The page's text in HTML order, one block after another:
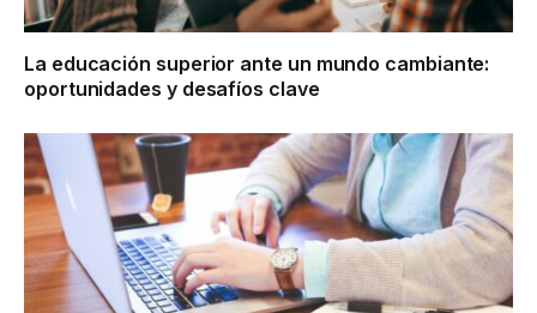
La educación superior ante un mundo cambiante:
oportunidades y desafíos clave